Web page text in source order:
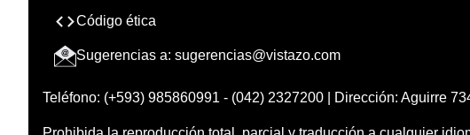
Código ética
Sugerencias a: sugerencias@vistazo.com
Teléfono: (+593) 985860991 - (042) 2327200 | Dirección: Aguirre